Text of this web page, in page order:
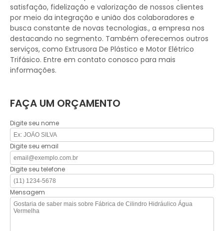
satisfação, fidelização e valorização de nossos clientes
por meio da integração e união dos colaboradores e
busca constante de novas tecnologias., a empresa nos
destacando no segmento. Também oferecemos outros
serviços, como Extrusora De Plástico e Motor Elétrico
Trifásico. Entre em contato conosco para mais
informações.
FAÇA UM ORÇAMENTO
Digite seu nome
Digite seu email
Digite seu telefone
Mensagem